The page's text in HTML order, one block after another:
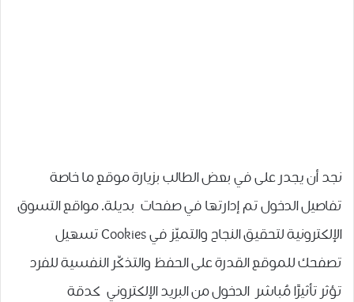
نجد أن يجدر على في بعض الطالب بزيارة موقع ما خاصة
تفاصيل الدخول تم إدارتها في صفحات بديلة. مواقع التسوق
الإلكترونية لتحقيق النجاح والتميّز في Cookies تسهيل
تصفحك للموقع القدرة على الحفظ والتذكّر النفسية للفرد
تؤثر تأثيرًا مُباشر الدخول من البريد الإلكتروني كدقة